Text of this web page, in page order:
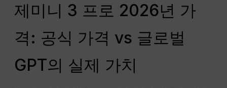
제미니 3 프로 2026년 가
격: 공식 가격 vs 글로벌
GPT의 실제 가치